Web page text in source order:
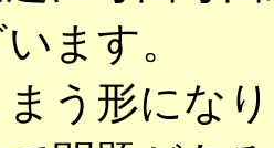
ます。
う形にな